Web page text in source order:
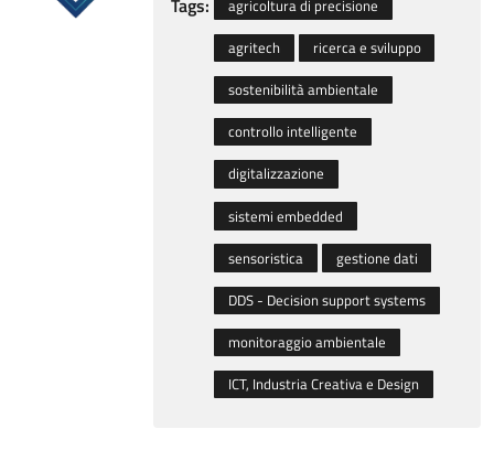
agricoltura di precisione
agritech
ricerca e sviluppo
sostenibilità ambientale
controllo intelligente
digitalizzazione
sistemi embedded
sensoristica
gestione dati
DDS - Decision support systems
monitoraggio ambientale
ICT, Industria Creativa e Design